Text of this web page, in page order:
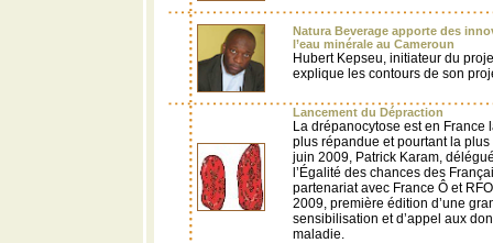
Natura Beverage apporte des
l’eau minérale au Cameroun
Hubert Kepseu, initiateur du
explique les contours de son
Lancement du Dépraction
La drépanocytose est en
plus répandue et pourtant la
juin 2009, Patrick Karam,
l’Égalité des chances des
partenariat avec France Ô et
2009, première édition d’une
sensibilisation et d’appel aux
maladie.